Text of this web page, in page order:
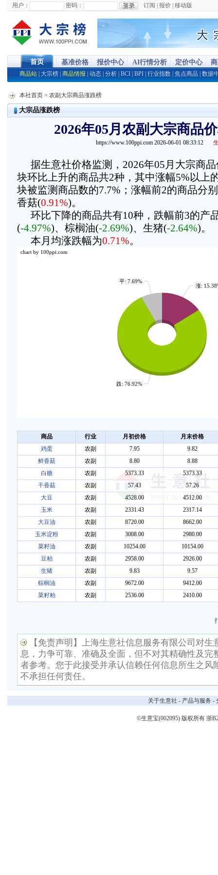
用户： 密码： 订阅 报价 移动版
首页 基准价格 报价中心 AI行情分析 定价中心
商品站 大宗榜 商品情报 动态 分析 BCI BPI 行业指数 焦点商品 数据
本社首页 > 农副大宗商品涨跌榜
大宗品涨跌榜
2026年05月农副大宗商品
https://www.100ppi.com 2026-06-01 08:33:12
据生意社价格监测，2026年05月大宗商
块环比上升的商品共2种，其中涨幅5%以上
块被监测商品数的7.7%；涨幅前2的商品分
香菇(0.91%)。
环比下降的商品共有10种，跌幅前3的产
(-4.97%)、棕榈油(-2.69%)、生猪(-2.64%)。
本月均涨跌幅为0.71%。
涨:
跌: 76.92%
平: 7.69%
chart by 100ppi.com
商品 行业 月初价格
月末价格
鸡蛋
农副 7.95
9.82
鲜香菇
农副 8.80
8.88
白糖
农副 5373.33
5373.33
干香菇
农副 57.43
57.26
大豆
农副 4528.00
4512.00
玉米
农副 2331.43
2317.14
大豆油
农副 8720.00
8662.00
玉米淀粉
农副 3008.00
2980.00
菜籽油
农副 10254.00
10154.00
豆粕
农副 2958.00
2926.00
生猪
农副 9.83
9.57
棕榈油
农副 9672.00
9412.00
菜籽粕
农副 2536.00 2410.00
【免责声明】上海生意社信息服务有限公司对生
息，力争可靠、准确及全面，但不对其精确性及完
者参考。您于此接受并承认信赖任何信息所生之风
不承担任何责任。
关于生意社 - 产品与服务 -
©生意宝(002095) 版权所有 浙